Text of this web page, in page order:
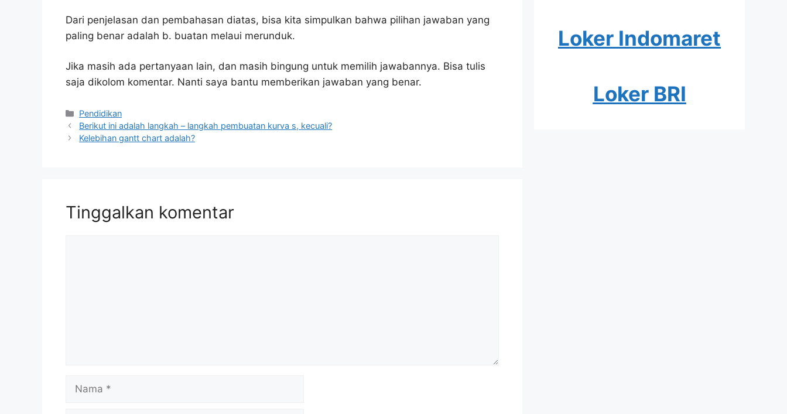
Dari penjelasan dan pembahasan diatas, bisa kita simpulkan bahwa pilihan jawaban yang
paling benar adalah b. buatan melaui merunduk.
Jika masih ada pertanyaan lain, dan masih bingung untuk memilih jawabannya. Bisa tulis
saja dikolom komentar. Nanti saya bantu memberikan jawaban yang benar.
Kategori
Pendidikan
Berikut ini adalah langkah – langkah pembuatan kurva s, kecuali?
Kelebihan gantt chart adalah?
Tinggalkan komentar
Nama
Loker Indomaret
Loker BRI